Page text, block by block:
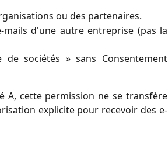
ou des partenaires.
d'une autre entreprise (pas la
sociétés » sans Consentement
A, cette permission ne se transfère
explicite pour recevoir des e-